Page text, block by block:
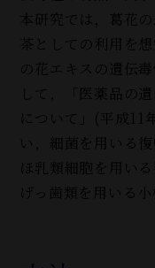
本研究では，葛花
茶としての利用を
の花エキスの遺伝
して，「医薬品の
について」(平成11
い，細菌を用いる
ほ乳類細胞を用い
げっ歯類を用いる